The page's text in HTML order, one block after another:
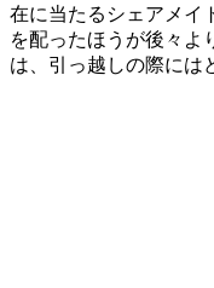
在に当たるシェアメイ
を配ったほうが後々よ
は、引っ越しの際には